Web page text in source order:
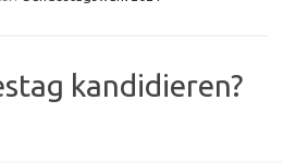
kandidieren?